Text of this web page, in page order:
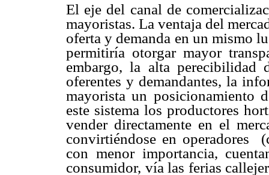
El eje del canal de
mayoristas. La ventaja del
oferta y demanda en un mismo
permitiría otorgar mayor
embargo, la alta perecibilidad
oferentes y demandantes, la
mayorista un posicionamiento
este sistema los productores
vender directamente en el
convirtiéndose en operadores
con menor importancia,
consumidor, vía las ferias